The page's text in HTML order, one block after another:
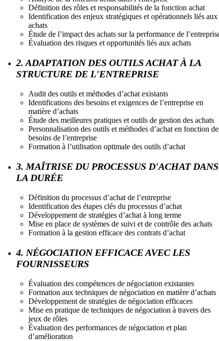
Définition des rôles et responsabilités de la fonction achat
Identification des enjeux stratégiques et opérationnels liés aux
achats
Étude de l’impact des achats sur la performance de
Évaluation des risques et opportunités liés aux achats
2. ADAPTATION DES OUTILS ACHAT À LA
STRUCTURE DE L'ENTREPRISE
Audit des outils et méthodes d’achat existants
Identifications des besoins et exigences de l’entreprise en
matière d’achats
Étude des meilleures pratiques et outils de gestion des achats
Personnalisation des outils et méthodes d’achat en fonction
besoins de l’entreprise
Formation à l’utilisation optimale des outils d’achat
3. MAÎTRISE DU PROCESSUS D'ACHAT DANS
LA DURÉE
Définition du processus d’achat de l’entreprise
Identification des étapes clés du processus d’achat
Développement de stratégies d’achat à long terme
Mise en place de systèmes de suivi et de contrôle des achats
Formation à la gestion efficace des contrats d’achat
4. NÉGOCIATION EFFICACE AVEC LES
FOURNISSEURS
Évaluation des compétences de négociation existantes
Formation aux techniques de négociation en matière d’achats
Développement de stratégies de négociation efficaces
Mise en pratique de techniques de négociation à travers des
jeux de rôles
Évaluation des performances de négociation et plan
d’amélioration